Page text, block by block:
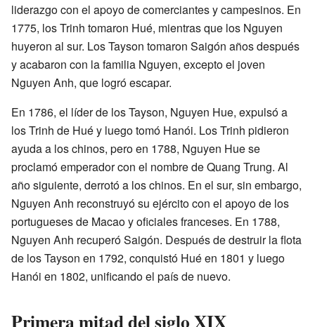
liderazgo con el apoyo de comerciantes y campesinos. En
1775, los Trinh tomaron Hué, mientras que los Nguyen
huyeron al sur. Los Tayson tomaron Saigón años después
y acabaron con la familia Nguyen, excepto el joven
Nguyen Anh, que logró escapar.
En 1786, el líder de los Tayson, Nguyen Hue, expulsó a
los Trinh de Hué y luego tomó Hanói. Los Trinh pidieron
ayuda a los chinos, pero en 1788, Nguyen Hue se
proclamó emperador con el nombre de Quang Trung. Al
año siguiente, derrotó a los chinos. En el sur, sin embargo,
Nguyen Anh reconstruyó su ejército con el apoyo de los
portugueses de Macao y oficiales franceses. En 1788,
Nguyen Anh recuperó Saigón. Después de destruir la flota
de los Tayson en 1792, conquistó Hué en 1801 y luego
Hanói en 1802, unificando el país de nuevo.
Primera mitad del siglo XIX